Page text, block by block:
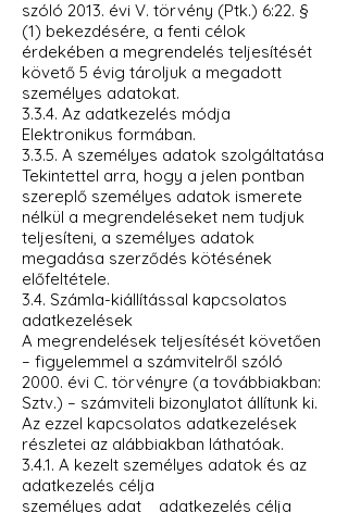
szóló 2013. évi V. törvény (Ptk.) 6:22. §
(1) bekezdésére, a fenti célok
érdekében a megrendelés teljesítését
követő 5 évig tároljuk a megadott
személyes adatokat.
3.3.4. Az adatkezelés módja
Elektronikus formában.
3.3.5. A személyes adatok szolgáltatása
Tekintettel arra, hogy a jelen pontban
szereplő személyes adatok ismerete
nélkül a megrendeléseket nem tudjuk
teljesíteni, a személyes adatok
megadása szerződés kötésének
előfeltétele.
3.4. Számla-kiállítással kapcsolatos
adatkezelések
A megrendelések teljesítését követően
– figyelemmel a számvitelről szóló
2000. évi C. törvényre (a továbbiakban:
Sztv.) – számviteli bizonylatot állítunk ki.
Az ezzel kapcsolatos adatkezelések
részletei az alábbiakban láthatóak.
3.4.1. A kezelt személyes adatok és az
adatkezelés célja
személyes adat adatkezelés célja